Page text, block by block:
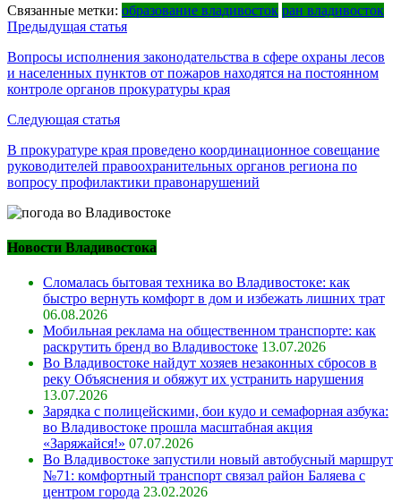
Связанные метки: образование владивосток ран владивосток
Навигация
по
записям
Предыдущая статья
Вопросы исполнения законодательства в сфере охраны лесов
и населенных пунктов от пожаров находятся на постоянном
контроле органов прокуратуры края
Следующая статья
В прокуратуре края проведено координационное совещание
руководителей правоохранительных органов региона по
вопросу профилактики правонарушений
Новости Владивостока
Сломалась бытовая техника во Владивостоке: как
быстро вернуть комфорт в дом и избежать лишних трат
06.08.2026
Мобильная реклама на общественном транспорте: как
раскрутить бренд во Владивостоке 13.07.2026
Во Владивостоке найдут хозяев незаконных сбросов в
реку Объяснения и обяжут их устранить нарушения
13.07.2026
Зарядка с полицейскими, бои кудо и семафорная азбука:
во Владивостоке прошла масштабная акция
«Заряжайся!» 07.07.2026
Во Владивостоке запустили новый автобусный маршрут
№71: комфортный транспорт связал район Баляева с
центром города 23.02.2026